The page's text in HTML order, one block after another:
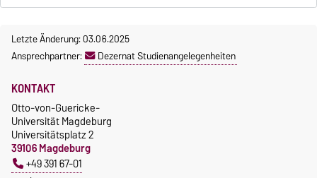
Letzte Änderung: 03.06.2025
Ansprechpartner:
Dezernat Studienangelegenheiten
KONTAKT
Otto-von-Guericke-
Universität Magdeburg
Universitätsplatz 2
39106 Magdeburg
+49 391 67-01